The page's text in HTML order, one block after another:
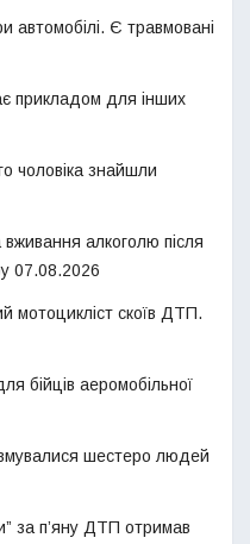
автомобілі. Є травмовані
прикладом для інших
чоловіка знайшли
вживання алкоголю після
07.08.2026
мотоцикліст скоїв ДТП.
бійців аеромобільної
шестеро людей
за п’яну ДТП отримав